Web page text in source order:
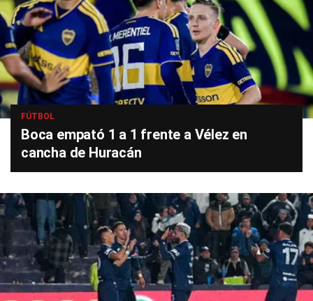
FÚTBOL
Boca empató 1 a 1 frente a Vélez en
cancha de Huracán